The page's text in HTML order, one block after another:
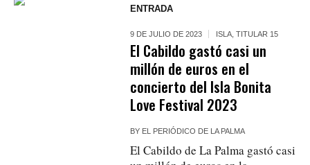
ENTRADA
9 DE JULIO DE 2023 ISLA ,TITULAR 15
El Cabildo gastó casi un
millón de euros en el
concierto del Isla Bonita
Love Festival 2023
BY EL PERIÓDICO DE LA PALMA
El Cabildo de La Palma gastó casi